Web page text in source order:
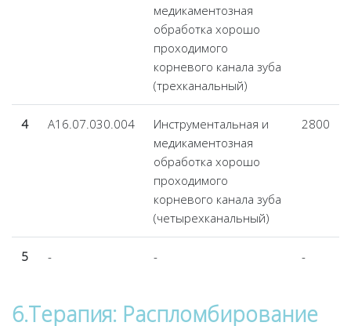
медикаментозная
обработка хорошо
проходимого
корневого канала зуба
(трехканальный)
4 А16.07.030.004
Инструментальная и
медикаментозная
обработка хорошо
проходимого
корневого канала зуба
(четырехканальный)
2800
5 - - -
6.Терапия: Распломбирование